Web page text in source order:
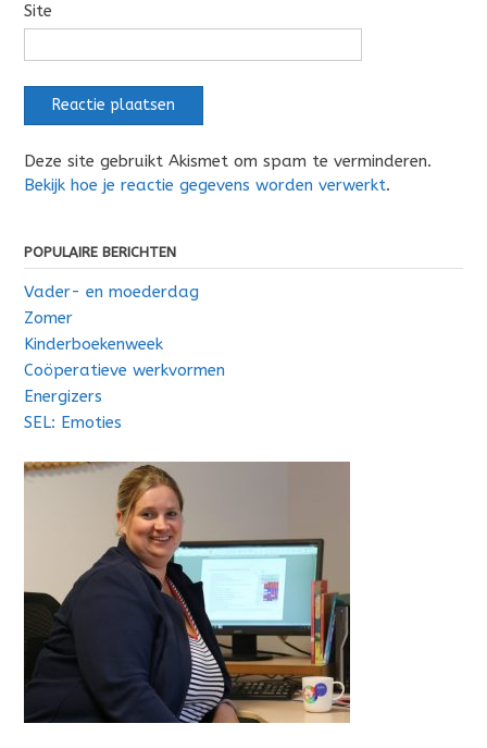
Site
Deze site gebruikt Akismet om spam te verminderen.
Bekijk hoe je reactie gegevens worden verwerkt.
POPULAIRE BERICHTEN
Vader- en moederdag
Zomer
Kinderboekenweek
Coöperatieve werkvormen
Energizers
SEL: Emoties